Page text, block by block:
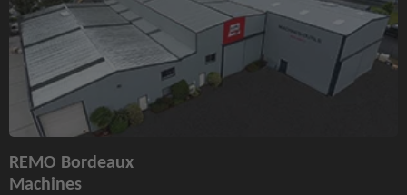
REMO Bordeaux
Machines